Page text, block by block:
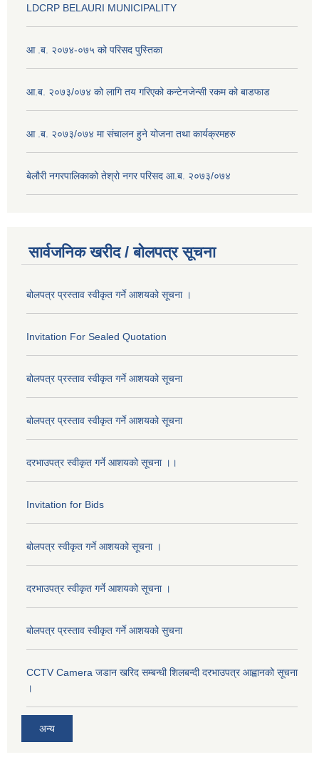
LDCRP BELAURI MUNICIPALITY
आ .ब. २०७४-०७५ को परिसद पुस्तिका
आ.ब. २०७३/०७४ को लागि तय गरिएको कन्टेनजेन्सी रकम को बाडफाड
आ .ब. २०७३/०७४ मा संचालन हुने योजना तथा कार्यक्रमहरु
बेलौरी नगरपालिकाको तेश्रो नगर परिसद आ.ब. २०७३/०७४
सार्वजनिक खरीद / बोलपत्र सूचना
बोलपत्र प्रस्ताव स्वीकृत गर्ने आशयको सूचना ।
Invitation For Sealed Quotation
बोलपत्र प्रस्ताव स्वीकृत गर्ने आशयको सूचना
बोलपत्र प्रस्ताव स्वीकृत गर्ने आशयको सूचना
दरभाउपत्र स्वीकृत गर्ने आशयको सूचना ।।
Invitation for Bids
बोलपत्र स्वीकृत गर्ने आशयको सूचना ।
दरभाउपत्र स्वीकृत गर्ने आशयको सूचना ।
बोलपत्र प्रस्ताव स्वीकृत गर्ने आशयको सुचना
CCTV Camera जडान खरिद सम्बन्धी शिलबन्दी दरभाउपत्र आह्वानको सूचना
।
अन्य